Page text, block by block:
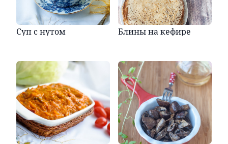
Суп с нутом Блины на кефире